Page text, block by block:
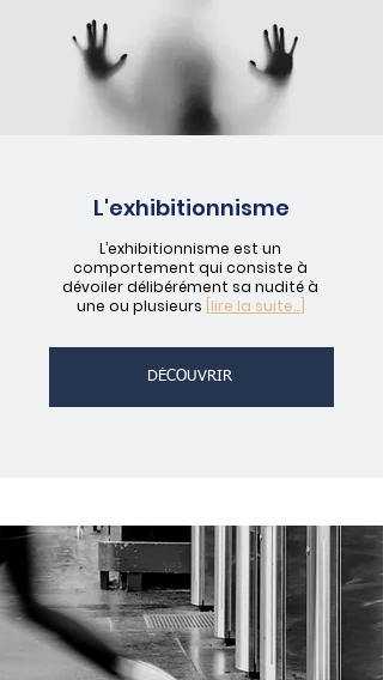
L'exhibitionnisme
L’exhibitionnisme est un
comportement qui consiste à
dévoiler délibérément sa nudité à
une ou plusieurs [lire la suite...]
DÉCOUVRIR